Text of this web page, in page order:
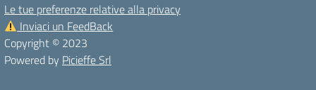
Le tue preferenze relative alla privacy
Inviaci un FeedBack
Copyright © 2023
Powered by Picieffe Srl